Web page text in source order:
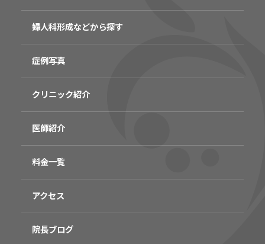
婦人科形成などから探す
症例写真
クリニック紹介
医師紹介
料金一覧
アクセス
院長ブログ